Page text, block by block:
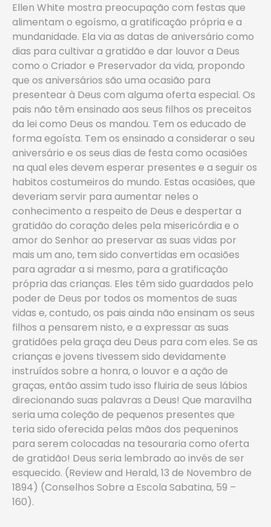
Ellen White mostra preocupação com festas que
alimentam o egoísmo, a gratificação própria e a
mundanidade. Ela via as datas de aniversário como
dias para cultivar a gratidão e dar louvor a Deus
como o Criador e Preservador da vida, propondo
que os aniversários são uma ocasião para
presentear à Deus com alguma oferta especial. Os
pais não têm ensinado aos seus filhos os preceitos
da lei como Deus os mandou. Tem os educado de
forma egoísta. Tem os ensinado a considerar o seu
aniversário e os seus dias de festa como ocasiões
na qual eles devem esperar presentes e a seguir os
habitos costumeiros do mundo. Estas ocasiões, que
deveriam servir para aumentar neles o
conhecimento a respeito de Deus e despertar a
gratidão do coração deles pela misericórdia e o
amor do Senhor ao preservar as suas vidas por
mais um ano, tem sido convertidas em ocasiões
para agradar a si mesmo, para a gratificação
própria das crianças. Eles têm sido guardados pelo
poder de Deus por todos os momentos de suas
vidas e, contudo, os pais ainda não ensinam os seus
filhos a pensarem nisto, e a expressar as suas
gratidões pela graça deu Deus para com eles. Se as
crianças e jovens tivessem sido devidamente
instruídos sobre a honra, o louvor e a ação de
graças, então assim tudo isso fluiria de seus lábios
direcionando suas palavras a Deus! Que maravilha
seria uma coleção de pequenos presentes que
teria sido oferecida pelas mãos dos pequeninos
para serem colocadas na tesouraria como oferta
de gratidão! Deus seria lembrado ao invés de ser
esquecido. (Review and Herald, 13 de Novembro de
1894) (Conselhos Sobre a Escola Sabatina, 59 –
160).